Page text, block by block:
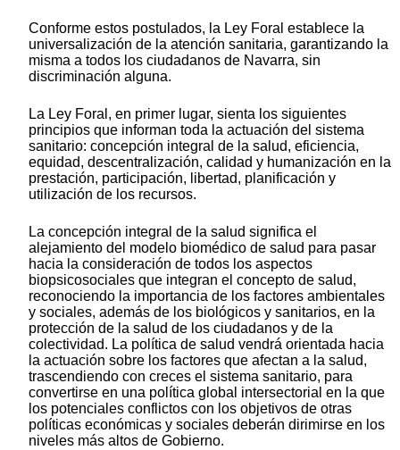
Conforme estos postulados, la Ley Foral establece la
universalización de la atención sanitaria, garantizando la
misma a todos los ciudadanos de Navarra, sin
discriminación alguna.
La Ley Foral, en primer lugar, sienta los siguientes
principios que informan toda la actuación del sistema
sanitario: concepción integral de la salud, eficiencia,
equidad, descentralización, calidad y humanización en la
prestación, participación, libertad, planificación y
utilización de los recursos.
La concepción integral de la salud significa el
alejamiento del modelo biomédico de salud para pasar
hacia la consideración de todos los aspectos
biopsicosociales que integran el concepto de salud,
reconociendo la importancia de los factores ambientales
y sociales, además de los biológicos y sanitarios, en la
protección de la salud de los ciudadanos y de la
colectividad. La política de salud vendrá orientada hacia
la actuación sobre los factores que afectan a la salud,
trascendiendo con creces el sistema sanitario, para
convertirse en una política global intersectorial en la que
los potenciales conflictos con los objetivos de otras
políticas económicas y sociales deberán dirimirse en los
niveles más altos de Gobierno.